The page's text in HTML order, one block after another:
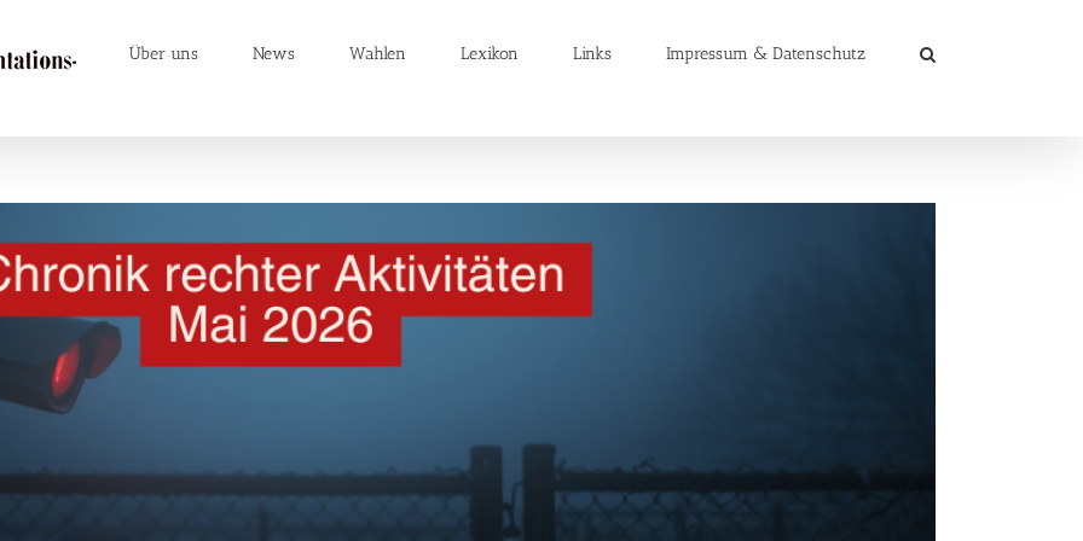
Über uns News Wahlen Lexikon Links Impressum & Datenschutz